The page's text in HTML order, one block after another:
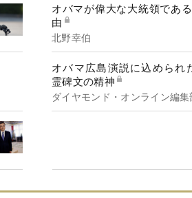
オバマが偉大な大統領であ
由
北野幸伯
オバマ広島演説に込められ
霊碑文の精神
ダイヤモンド・オンライン編集